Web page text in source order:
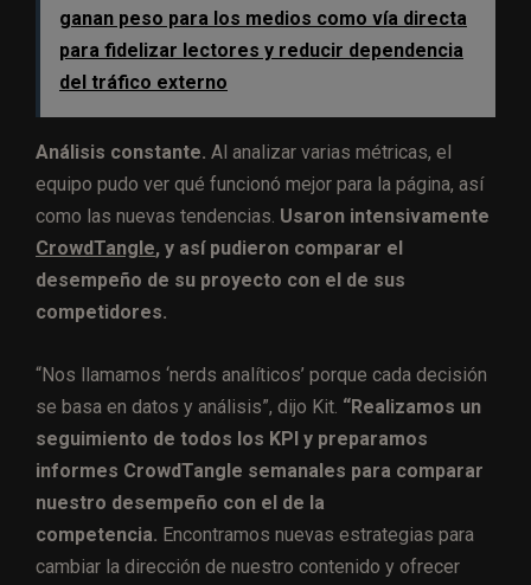
ganan peso para los medios como vía directa
para fidelizar lectores y reducir dependencia
del tráfico externo
Análisis constante. Al analizar varias métricas, el
equipo pudo ver qué funcionó mejor para la página, así
como las nuevas tendencias. Usaron intensivamente
CrowdTangle, y así pudieron comparar el
desempeño de su proyecto con el de sus
competidores.
“Nos llamamos ‘nerds analíticos’ porque cada decisión
se basa en datos y análisis”, dijo Kit. “Realizamos un
seguimiento de todos los KPI y preparamos
informes CrowdTangle semanales para comparar
nuestro desempeño con el de la
competencia. Encontramos nuevas estrategias para
cambiar la dirección de nuestro contenido y ofrecer